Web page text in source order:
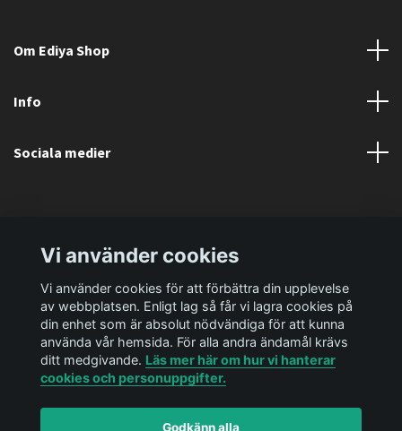
Om Ediya Shop
Info
Sociala medier
Vi använder cookies
Vi använder cookies för att förbättra din upplevelse
av webbplatsen. Enligt lag så får vi lagra cookies på
din enhet som är absolut nödvändiga för att kunna
använda vår hemsida. För alla andra ändamål krävs
ditt medgivande. Läs mer här om hur vi hanterar
cookies och personuppgifter.
Godkänn alla